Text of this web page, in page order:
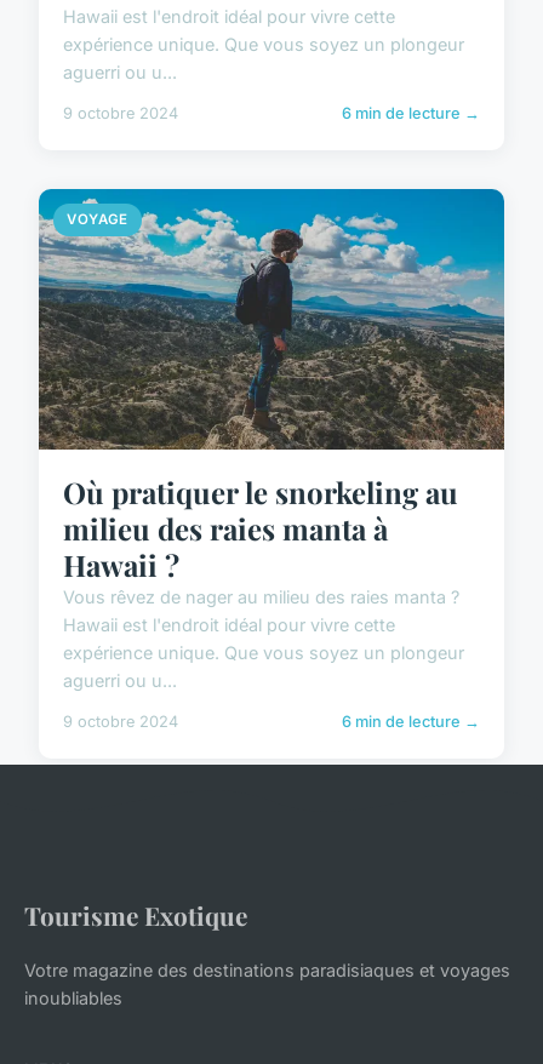
Hawaii est l'endroit idéal pour vivre cette
expérience unique. Que vous soyez un plongeur
aguerri ou u...
9 octobre 2024 6 min de lecture →
VOYAGE
Où pratiquer le snorkeling au
milieu des raies manta à
Hawaii ?
Vous rêvez de nager au milieu des raies manta ?
Hawaii est l'endroit idéal pour vivre cette
expérience unique. Que vous soyez un plongeur
aguerri ou u...
9 octobre 2024 6 min de lecture →
Tourisme Exotique
Votre magazine des destinations paradisiaques et voyages
inoubliables